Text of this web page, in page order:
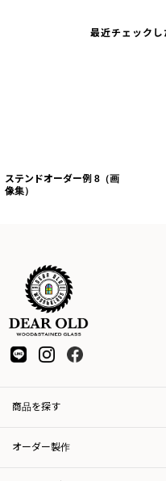
最近チェックし
ステンドオーダー例 8（画
像集）
商品を探す
オーダー製作